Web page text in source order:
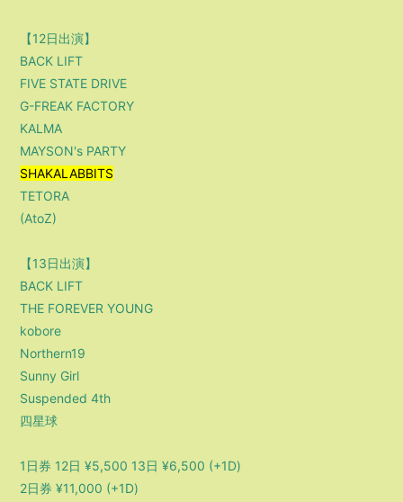
【12日出演】
BACK LIFT
FIVE STATE DRIVE
G-FREAK FACTORY
KALMA
MAYSON's PARTY
SHAKALABBITS
TETORA
(AtoZ)
【13日出演】
BACK LIFT
THE FOREVER YOUNG
kobore
Northern19
Sunny Girl
Suspended 4th
四星球
1日券 12日 ¥5,500 13日 ¥6,500 (+1D)
2日券 ¥11,000 (+1D)